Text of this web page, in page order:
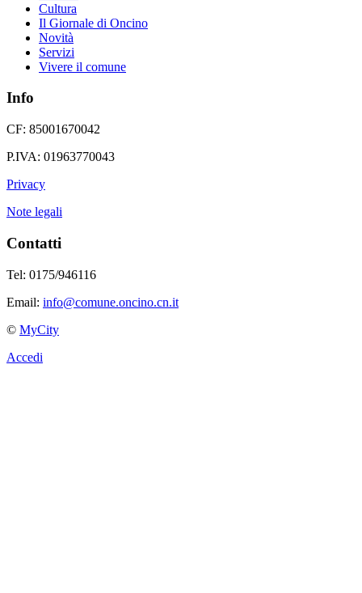
Cultura
Il Giornale di Oncino
Novità
Servizi
Vivere il comune
Info
CF: 85001670042
P.IVA: 01963770043
Privacy
Note legali
Contatti
Tel: 0175/946116
Email: info@comune.oncino.cn.it
© MyCity
Accedi